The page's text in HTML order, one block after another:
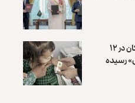
برنامه جهانی غذا: سوءتغذیه کودکان در ۱۲
رسیده